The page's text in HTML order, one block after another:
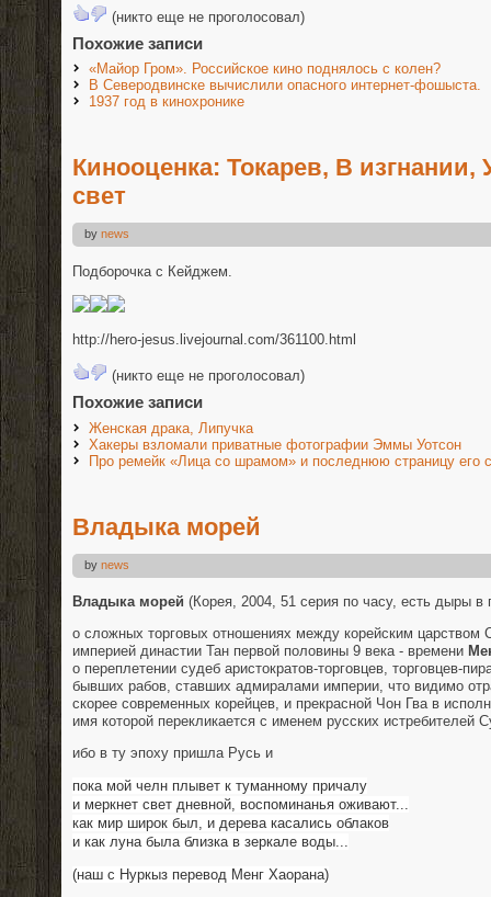
(никто еще не проголосовал)
Похожие записи
«Майор Гром». Российское кино поднялось с колен?
В Северодвинске вычислили опасного интернет-фошыста.
1937 год в кинохронике
Кинооценка: Токарев, В
свет
by news
Подборочка с Кейджем.
http://hero-jesus.livejournal.com/361100.html
(никто еще не проголосовал)
Похожие записи
Женская драка, Липучка
Хакеры взломали приватные фотографии Эммы Уотсон
Про ремейк «Лица со шрамом» и последнюю страницу его
Владыка морей
by news
Владыка морей (Корея, 2004, 51 серия по часу, есть дыры в
о сложных торговых отношениях между корейским царством
империей династии Тан первой половины 9 века - времени
о переплетении судеб аристократов-торговцев, торговцев-
бывших рабов, ставших адмиралами империи, что видимо
скорее современных корейцев, и прекрасной Чон Гва в
имя которой перекликается с именем русских истребителей
ибо в ту эпоху пришла Русь и
пока мой челн плывет к туманному причалу
и меркнет свет дневной, воспоминанья оживают...
как мир широк был, и дерева касались облаков
и как луна была близка в зеркале воды...
(наш с Нуркыз перевод Менг Хаорана)